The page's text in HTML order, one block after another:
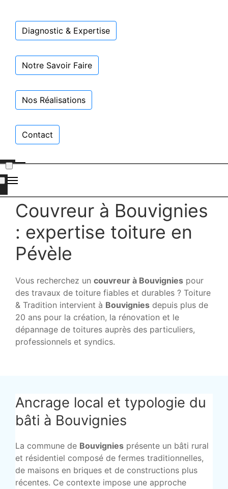
Diagnostic & Expertise
Notre Savoir Faire
Nos Réalisations
Contact
Couvreur à Bouvignies
: expertise toiture en
Pévèle
Vous recherchez un couvreur à Bouvignies pour
des travaux de toiture fiables et durables ? Toiture
& Tradition intervient à Bouvignies depuis plus de
20 ans pour la création, la rénovation et le
dépannage de toitures auprès des particuliers,
professionnels et syndics.
Ancrage local et typologie du
bâti à Bouvignies
La commune de Bouvignies présente un bâti rural
et résidentiel composé de fermes traditionnelles,
de maisons en briques et de constructions plus
récentes. Ce contexte impose une approche